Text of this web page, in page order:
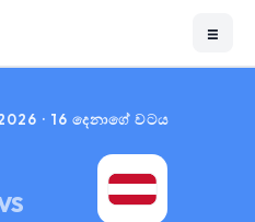
☰
· 16 දෙනාගේ වටය